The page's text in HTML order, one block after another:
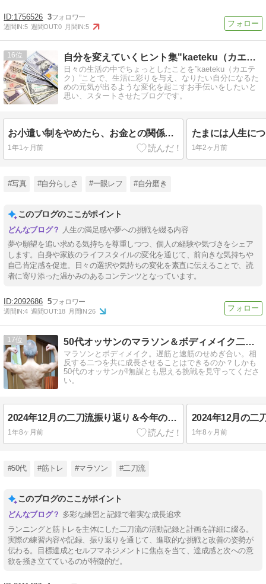
1756526 3
週間IN:5 週間OUT:0 月間IN:5
16 自分を変えていくヒント集"kaeteku（カエテク）"
日々の生活の中でちょっとしたことを”kaeteku（カエテ
ク）”ことで、生活に彩りを与え、なりたい自分になるた
めの元気が出るような変化を起こすお手伝いをしたいと
思い、スタートさせたブログです。
お小遣い制をやめたら、お金との関係が変わった
1年1ヶ月前 1年2ヶ月前
#写真 #自分らしさ #一眼レフ #自分磨き
このブログのここがポイント
人生の満足感や夢への挑戦を綴る内容
夢や願望を追い求める気持ちを尊重しつつ、個人の経験や気づきをシェア
します。自身や家族のライフスタイルの変化を通じて、前向きな気持ちや
自己肯定感を促進。日々の選択や気持ちの変化を素直に伝えることで、読
者に寄り添った温かみのあるコンテンツとなっています。
2092686 5
週間IN:4 週間OUT:18 月間IN:26
17 50代オッサンのマラソン＆ボディメイク二刀流挑戦記
マラソンとボディメイク。遅筋と速筋のせめぎ合い。相
反する二つを共に成長させることはできるのか？しかも
50代のオッサンが!無謀とも思える挑戦を見守ってくださ
い。
2024年12月の二刀流振り返り＆今年の総括
1年8ヶ月前 1年8ヶ月前
#50代 #筋トレ #マラソン #二刀流
このブログのここがポイント
多彩な練習と記録で着実な成長追求
ランニングと筋トレを主体にした二刀流の活動記録と計画を詳細に綴る。
実際の練習内容や記録、振り返りを通じて、進取的な挑戦と改善の姿勢が
伝わる。目標達成とセルフマネジメントに焦点を当て、達成感と次への意
欲を掻き立てているのが特徴的だ。